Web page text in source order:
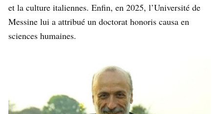
et la culture italiennes. Enfin, en 2025, l’Université de
Messine lui a attribué un doctorat honoris causa en
sciences humaines.